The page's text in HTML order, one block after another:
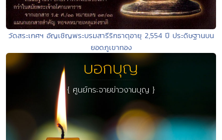
วัดสระเกศฯ อัญเชิญพระบรมสารีริกธาตุอายุ 2,554 ปี ประดิษฐานบน
ยอดภูเขาทอง